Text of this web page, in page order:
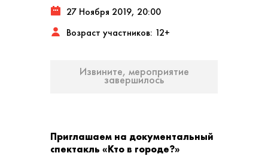
27 Ноября 2019, 20:00
Возраст участников: 12+
Извините, мероприятие
завершилось
Приглашаем на документальный
спектакль «Кто в городе?»